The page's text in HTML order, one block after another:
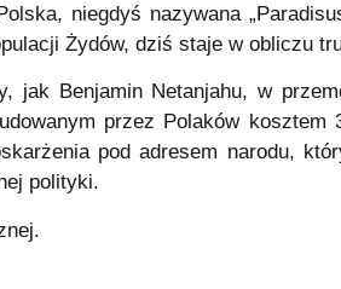
niegdyś nazywana
Żydów, dziś staje w obliczu
jak Benjamin Netanjahu, w
przez Polaków
pod adresem narodu,
polityki.